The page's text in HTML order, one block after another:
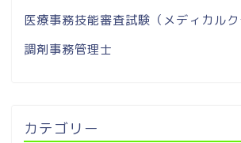
医療事務技能審査試験（メディカルク
調剤事務管理士
カテゴリー